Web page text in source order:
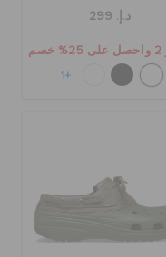
د.إ. 299
+1